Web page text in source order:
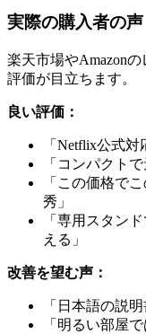
実際の購入者の声
楽天市場やAmazon
評価が目立ちます。
良い評価：
「Netflix公式
「コンパクト
「この価格で
秀」
「専用スタン
える」
改善を望む声：
「日本語の説
「明るい部屋